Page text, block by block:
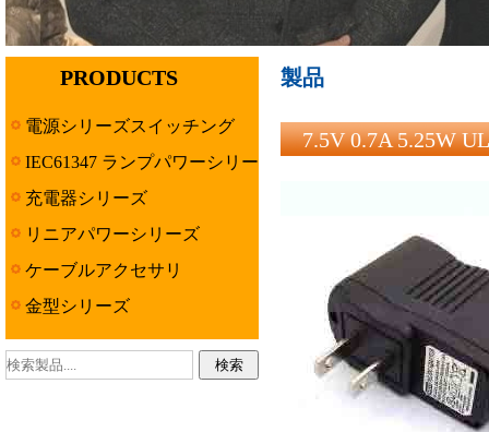
PRODUCTS
電源シリーズスイッチング
IEC61347 ランプパワーシリー
ズ充電器シリーズ
リニアパワーシリーズ
ケーブルアクセサリ
金型シリーズ
製品
7.5V 0.7A 5.25W